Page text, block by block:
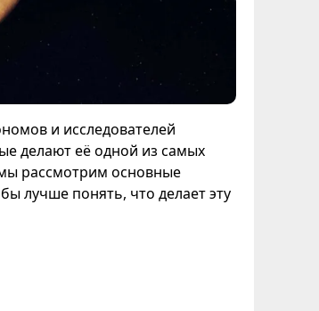
и исследователей
делают её одной из самых
рассмотрим основные
лучше понять, что делает эту